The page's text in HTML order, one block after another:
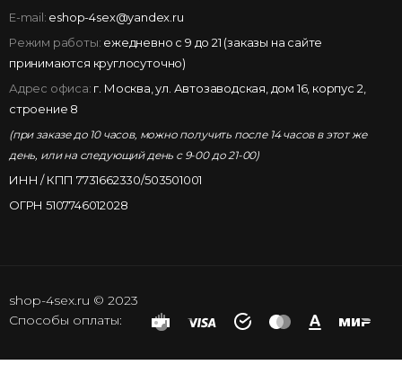
E-mail: eshop-4sex@yandex.ru
Режим работы: ежедневно с 9 до 21 (заказы на сайте
принимаются круглосуточно)
Адрес офиса: г. Москва, ул. Автозаводская, дом 16, корпус 2,
строение 8
(при заказе до 10 часов, можно получить после 14 часов в этот же
день, или на следующий день с 9-00 до 21-00)
ИНН / КПП 7731662330/503501001
ОГРН 5107746012028
shop-4sex.ru © 2023
Способы оплаты: